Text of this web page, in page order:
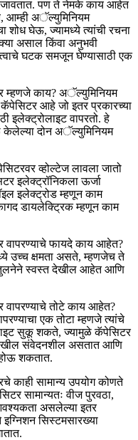
बजावतात. पण ते नेमके काय आहेत
आम्ही अॅल्युमिनियम
शोध घेऊ, ज्यामध्ये त्यांची रचना
असाल किंवा अनुभवी
घटक समजून घेण्यासाठी एक
म्हणजे काय? अॅल्युमिनियम
आहे जो इतर प्रकारच्या
इलेक्ट्रोलाइट वापरतो. हे
केलेल्या दोन अॅल्युमिनियम
व्होल्टेज लावला जातो
इलेक्ट्रॉनिकला ऊर्जा
इलेक्ट्रोड म्हणून काम
डायलेक्ट्रिक म्हणून काम
फायदे काय आहेत?
उच्च क्षमता असते, म्हणजेच ते
स्वस्त देखील आहेत आणि
तोटे काय आहेत?
एक तोटा म्हणजे त्यांचे
सुकू शकते, ज्यामुळे कॅपेसिटर
संवेदनशील असतात आणि
शकतात.
काही सामान्य उपयोग कोणते
सामान्यतः वीज पुरवठा,
असलेल्या इतर
सिस्टमसारख्या